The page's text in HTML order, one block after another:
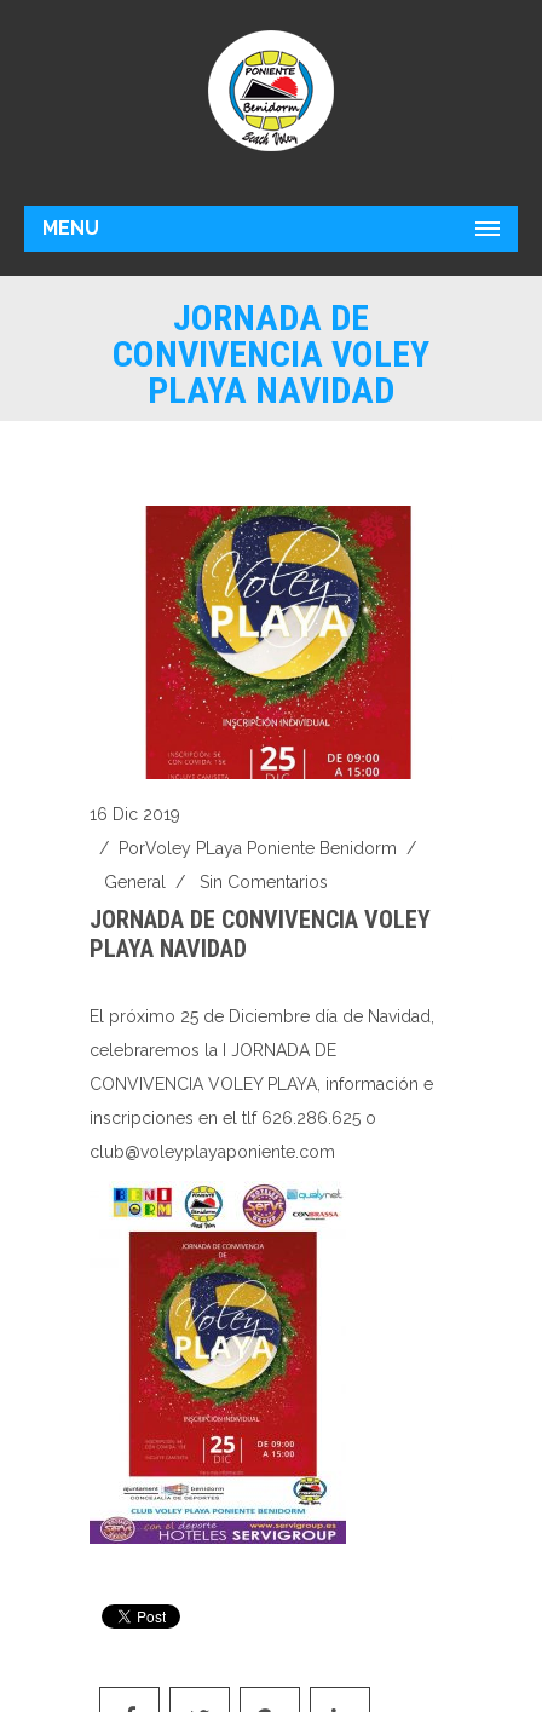
MENU
JORNADA DE
CONVIVENCIA VOLEY
PLAYA NAVIDAD
16 Dic 2019
/ PorVoley PLaya Poniente Benidorm /
General / Sin Comentarios
JORNADA DE CONVIVENCIA VOLEY
PLAYA NAVIDAD
El próximo 25 de Diciembre día de Navidad,
celebraremos la I JORNADA DE
CONVIVENCIA VOLEY PLAYA, información e
inscripciones en el tlf 626.286.625 o
club@voleyplayaponiente.com